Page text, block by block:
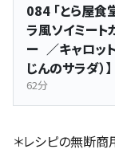
084 「とら屋食
ラ風ソイミー
ー ／キャロッ
じんのサラダ）】
62分
＊レシピの無断商